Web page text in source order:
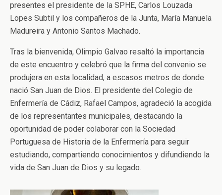
presentes el presidente de la SPHE, Carlos Louzada
Lopes Subtil y los compañeros de la Junta, María Manuela
Madureira y Antonio Santos Machado.
Tras la bienvenida, Olimpio Galvao resaltó la importancia
de este encuentro y celebró que la firma del convenio se
produjera en esta localidad, a escasos metros de donde
nació San Juan de Dios. El presidente del Colegio de
Enfermería de Cádiz, Rafael Campos, agradeció la acogida
de los representantes municipales, destacando la
oportunidad de poder colaborar con la Sociedad
Portuguesa de Historia de la Enfermería para seguir
estudiando, compartiendo conocimientos y difundiendo la
vida de San Juan de Dios y su legado.